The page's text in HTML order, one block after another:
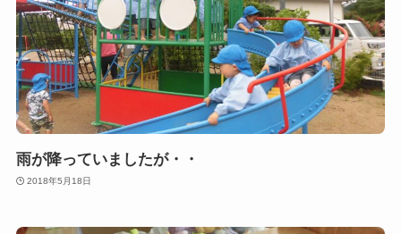
雨が降っていましたが・・
2018年5月18日